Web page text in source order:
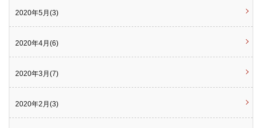
2020年5月(3)
2020年4月(6)
2020年3月(7)
2020年2月(3)